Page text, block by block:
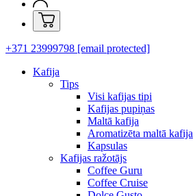
+371 23999798 [email protected]
Kafija
Tips
Visi kafijas tipi
Kafijas pupiņas
Maltā kafija
Aromatizēta maltā kafija
Kapsulas
Kafijas ražotājs
Coffee Guru
Coffee Cruise